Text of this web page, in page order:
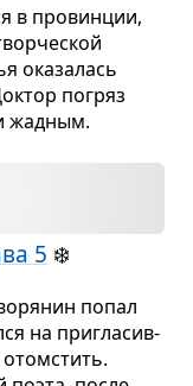
в про­вин­ции,
ока­за­лась
погряз
жад­ным.
5 ❄️
попал
на при­гла­сив­